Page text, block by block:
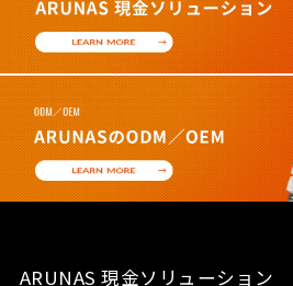
ARUNAS 現金ソリューション